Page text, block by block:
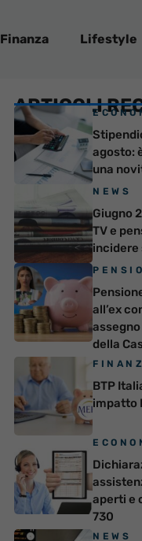
Finanza Lifestyle
ARTICOLI
agosto:
una
NEWS
Giugno
TV e
incidere
all’ex
della
BTP
impatto
aperti e
730
NEWS